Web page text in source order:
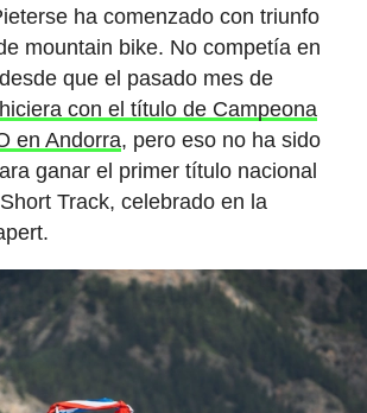
ha comenzado con triunfo
mountain bike. No competía en
que el pasado mes de
con el título de Campeona
en Andorra, pero eso no ha sido
ganar el primer título nacional
Track, celebrado en la